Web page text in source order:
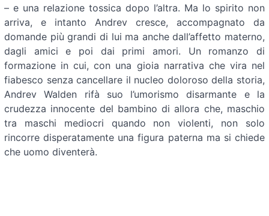
– e una relazione tossica dopo l’altra. Ma lo spirito non
arriva, e intanto Andrev cresce, accompagnato da
domande più grandi di lui ma anche dall’affetto materno,
dagli amici e poi dai primi amori. Un romanzo di
formazione in cui, con una gioia narrativa che vira nel
fiabesco senza cancellare il nucleo doloroso della storia,
Andrev Walden rifà suo l’umorismo disarmante e la
crudezza innocente del bambino di allora che, maschio
tra maschi mediocri quando non violenti, non solo
rincorre disperatamente una figura paterna ma si chiede
che uomo diventerà.